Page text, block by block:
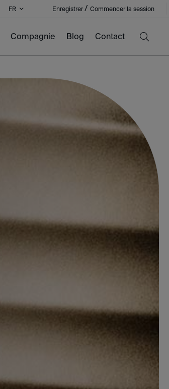
FR Enregistrer / Commencer la session
Compagnie Blog Contact